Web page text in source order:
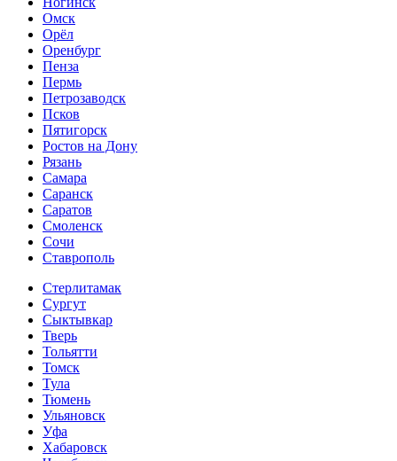
Омск
Орёл
Оренбург
Пенза
Пермь
Петрозаводск
Псков
Пятигорск
Ростов на Дону
Рязань
Самара
Саранск
Саратов
Смоленск
Сочи
Ставрополь
Стерлитамак
Сургут
Сыктывкар
Тверь
Тольятти
Томск
Тула
Тюмень
Ульяновск
Уфа
Хабаровск